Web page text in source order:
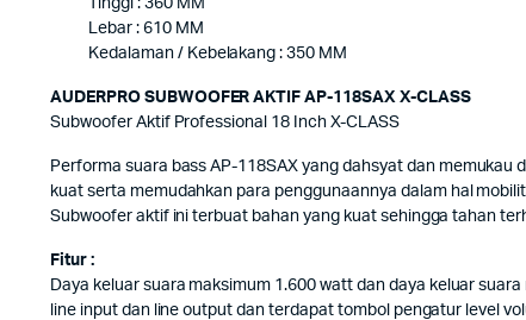
Tinggi : 360 MM
Lebar : 610 MM
Kedalaman / Kebelakang : 350 MM
AUDERPRO SUBWOOFER AKTIF AP-118SAX X-CLASS
Subwoofer Aktif Professional 18 Inch X-CLASS
Performa suara bass AP-118SAX yang dahsyat dan
kuat serta memudahkan para penggunaannya dalam hal
Subwoofer aktif ini terbuat bahan yang kuat sehingga tahan
Fitur :
Daya keluar suara maksimum 1.600 watt dan daya keluar
line input dan line output dan terdapat tombol pengatur level